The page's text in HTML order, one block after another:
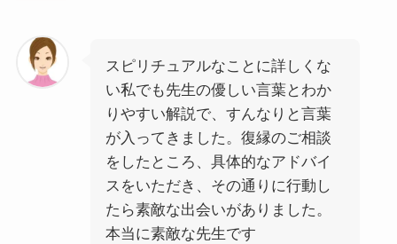
スピリチュアルなことに詳しくな
い私でも先生の優しい言葉とわか
りやすい解説で、すんなりと言葉
が入ってきました。復縁のご相談
をしたところ、具体的なアドバイ
スをいただき、その通りに行動し
たら素敵な出会いがありました。
本当に素敵な先生です